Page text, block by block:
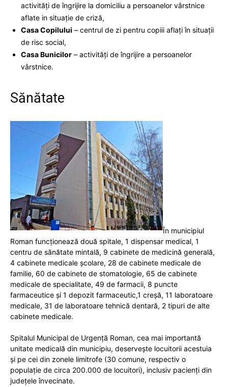
activităţi de îngrijire la domiciliu a persoanelor vârstnice
aflate in situaţie de criză,
Casa Copilului – centrul de zi pentru copiii aflaţi în situaţii
de risc social,
Casa Bunicilor – activităţi de îngrijire a persoanelor
vârstnice.
Sănătate
În municipiul
Roman funcționează două spitale, 1 dispensar medical, 1
centru de sănătate mintală, 9 cabinete de medicină generală,
4 cabinete medicale şcolare, 28 de cabinete medicale de
familie, 60 de cabinete de stomatologie, 65 de cabinete
medicale de specialitate, 49 de farmacii, 8 puncte
farmaceutice şi 1 depozit farmaceutic,1 creşă, 11 laboratoare
medicale, 31 de laboratoare tehnică dentară, 2 tipuri de alte
cabinete medicale.
Spitalul Municipal de Urgenţă Roman, cea mai importantă
unitate medicală din municipiu, deserveşte locuitorii acestuia
și pe cei din zonele limitrofe (30 comune, respectiv o
populație de circa 200.000 de locuitori), inclusiv pacienți din
județele învecinate.